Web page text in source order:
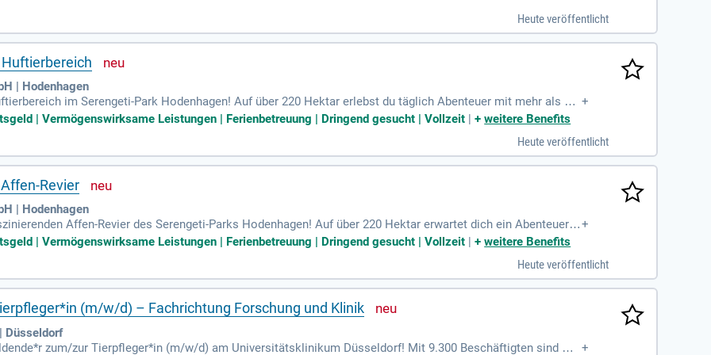
führst du Hygienemaßnahmen in Tierräumen durch und züchtest Versuchsmäuse unter optimalen Bedi
aktiv zum Wohlergehen unserer Tiere bei!
Heute veröffentlicht
| Hodenhagen
im Serengeti-Park Hodenhagen! Auf über 220 Hektar erlebst du täglich Abenteuer mit mehr als 20
Safari-Erlebnisse für unsere Besucher in einem engagierten Team. Freue dich auf eine unbefristete An
Weihnachtsgeld von einem Monatsgehalt. Du arbeitest 40 Stunden pro Woche und 36 Stunden außerhalb der
und entdecke die faszinierende Vielfalt der Tierwelt in Niedersachsen!
+
| Vermögenswirksame Leistungen | Ferienbetreuung | Dringend gesucht | Vollzeit |+weitere Benefits
Heute veröffentlicht
Revier
| Hodenhagen
Affen-Revier des Serengeti-Parks Hodenhagen! Auf über 220 Hektar erwartet dich ein Abenteuer
100 Attraktionen. In einem engagierten Team sorgst du dafür, dass die Safaris unserer Besucher unverges
und erlebe die Vielfalt der Tierwelt hautnah. Bewirb dich jetzt und sichere dir unvergessliche Erlebnisse i
+
| Vermögenswirksame Leistungen | Ferienbetreuung | Dringend gesucht | Vollzeit |+weitere Benefits
Heute veröffentlicht
(m/w/d) – Fachrichtung Forschung und Klinik
Düsseldorf
zum/zur Tierpfleger*in (m/w/d) am Universitätsklinikum Düsseldorf! Mit 9.300 Beschäftigten sind wir
+